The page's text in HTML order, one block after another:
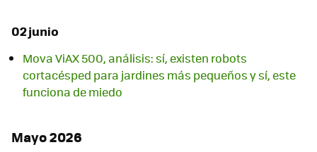
02 junio
Mova ViAX 500, análisis: sí, existen robots
cortacésped para jardines más pequeños y sí, este
funciona de miedo
Mayo 2026